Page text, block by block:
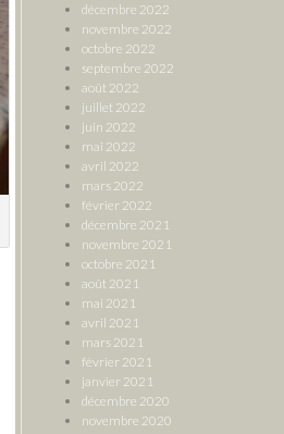
décembre 2022
novembre 2022
octobre 2022
septembre 2022
août 2022
juillet 2022
juin 2022
mai 2022
avril 2022
mars 2022
février 2022
décembre 2021
novembre 2021
octobre 2021
août 2021
mai 2021
avril 2021
mars 2021
février 2021
janvier 2021
décembre 2020
novembre 2020